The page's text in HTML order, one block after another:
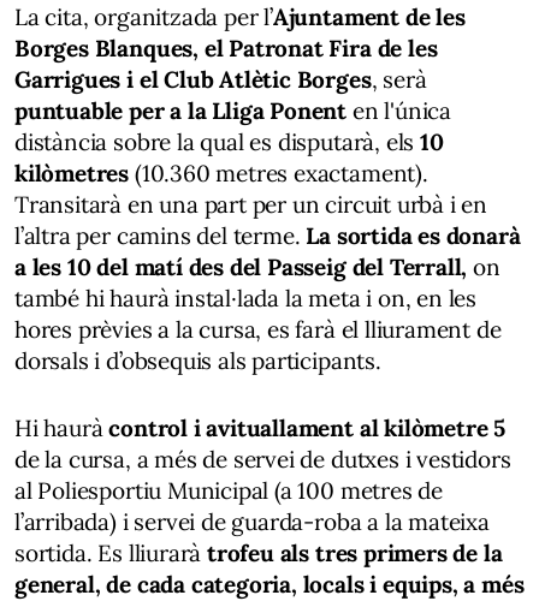
La cita, organitzada per l’Ajuntament de les
Borges Blanques, el Patronat Fira de les
Garrigues i el Club Atlètic Borges, serà
puntuable per a la Lliga Ponent en l'única
distància sobre la qual es disputarà, els 10
kilòmetres (10.360 metres exactament).
Transitarà en una part per un circuit urbà i en
l’altra per camins del terme. La sortida es donarà
a les 10 del matí des del Passeig del Terrall, on
també hi haurà instal·lada la meta i on, en les
hores prèvies a la cursa, es farà el lliurament de
dorsals i d’obsequis als participants.
Hi hauràcontrol i avituallament al kilòmetre 5
de la cursa, a més de servei de dutxes i vestidors
al Poliesportiu Municipal (a 100 metres de
l’arribada) i servei de guarda-roba a la mateixa
sortida. Es lliurarà trofeu als tres primers de la
general, de cada categoria, locals i equips, a més